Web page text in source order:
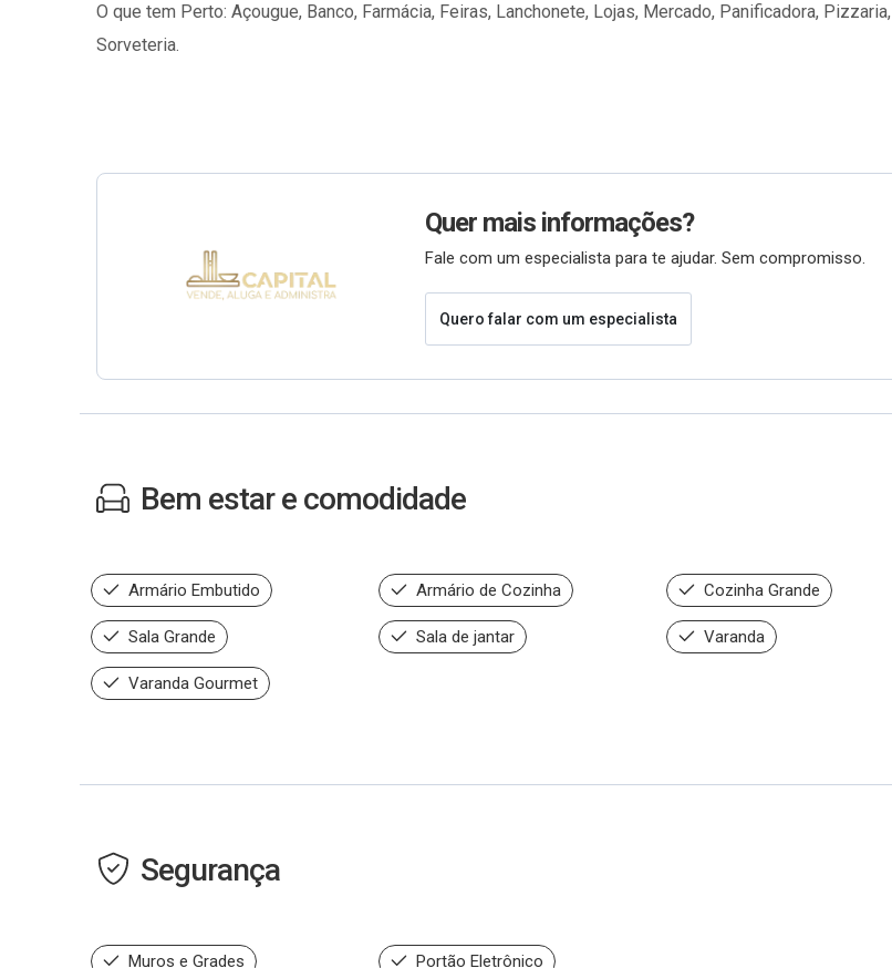
O que tem Perto: Açougue, Banco, Farmácia, Feiras, Lanchonete, Lojas, Mercado, Panificadora, Pizzaria,
Sorveteria.
Quer mais informações?
Fale com um especialista para te ajudar. Sem compromisso.
Quero falar com um especialista
Bem estar e comodidade
Armário Embutido Armário de Cozinha Cozinha Grande
Sala Grande Sala de jantar Varanda
Varanda Gourmet
Segurança
Muros e Grades Portão Eletrônico